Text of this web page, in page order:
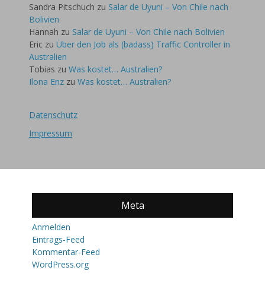
Sandra Pitschuch zu Salar de Uyuni – Von Chile nach
Bolivien
Hannah zu Salar de Uyuni – Von Chile nach Bolivien
Eric zu Über den Job als (badass) Traffic Controller in
Australien
Tobias zu Was kostet… Australien?
Ilona Enz zu Was kostet… Australien?
Datenschutz
Impressum
Meta
Anmelden
Eintrags-Feed
Kommentar-Feed
WordPress.org